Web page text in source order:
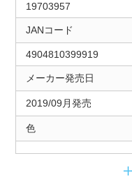
19703957
JANコード
4904810399919
メーカー発売日
2019/09月発売
色